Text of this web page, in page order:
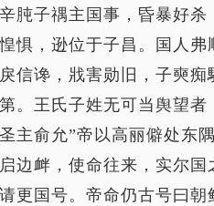
肫子禑主国事，昏暴好
惧，逊位于子昌。国人
信谗，戕害勋旧，子奭
。王氏子姓无可当舆望
主俞允”帝以高丽僻处东
边衅，使命往来，实尔
更国号。帝命仍古号曰朝